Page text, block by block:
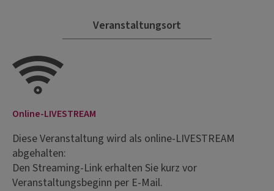
Veranstaltungsort
Online-LIVESTREAM
Diese Veranstaltung wird als online-LIVESTREAM
abgehalten:
Den Streaming-Link erhalten Sie kurz vor
Veranstaltungsbeginn per E-Mail.